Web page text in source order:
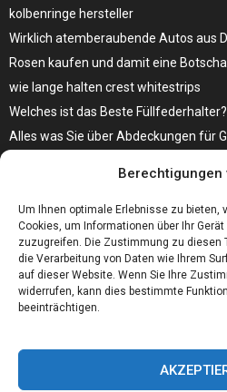
Berechtigungen
Um Ihnen optimale Erlebnisse zu bieten,
Cookies, um Informationen über Ihr
zuzugreifen. Die Zustimmung zu diesen
die Verarbeitung von Daten wie Ihrem
auf dieser Website. Wenn Sie Ihre
widerrufen, kann dies bestimmte
beeinträchtigen.
kolbenringe hersteller
Wirklich atemberaubende Autos aus
Rosen kaufen und damit eine
wie lange halten crest whitestrips
Welches ist das Beste Füllfederhalter?
Alles was Sie über Abdeckungen für
Bare Metal Server?